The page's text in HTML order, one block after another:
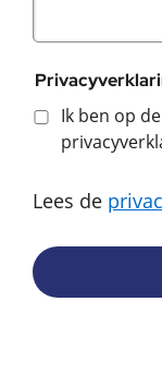
Ik ben op
Lees de